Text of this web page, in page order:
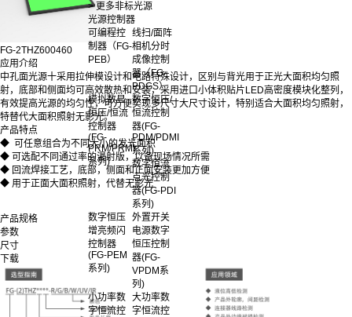
> 更多非标光源
光源控制器
可编程控
制器（FG-
PEB）
线扫/面阵
相机分时
成像控制
器（FG-
PDGS）
模拟数显
恒压/恒流
控制器
(FG-
PRM/PRMI
系列)
数字恒压/
恒流控制
器(FG-
PDM/PDMI
系列)
数字恒流
点光控制
器(FG-PDI
系列)
数字恒压
增亮频闪
控制器
(FG-PEM
系列)
外置开关
电源数字
恒压控制
器(FG-
VPDM系
列)
小功率数
字恒流控
大功率数
字恒流控
FG-2THZ600460
应用介绍
中孔面光源十采用拉伸模设计和电路特殊设计，区别与背光用于正光大面积均匀照
射，底部和侧面均可高效散热和安装，采用进口小体积贴片LED高密度模块化整列，
有效提高光源的均匀性，可方便实现多尺寸大尺寸设计，特别适合大面积均匀照射，
特替代大面积照射无影光。
产品特点
◆ 可任意组合为不同大小的发光面积
◆ 可选配不同通过率的漫射版，以备现场情况所需
◆ 回流焊接工艺，底部，侧面和正面安装更加方便
◆ 用于正面大面积照射，代替无影光
产品规格
参数
尺寸
下载